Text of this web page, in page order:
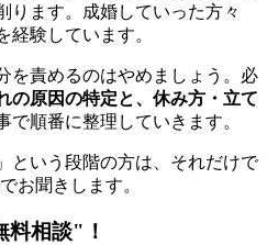
ります。成婚していった方々
経験しています。
を責めるのはやめましょう。必
の原因の特定と、休み方・立て
で順番に整理していきます。
という段階の方は、それだけで
お聞きします。
料相談"！